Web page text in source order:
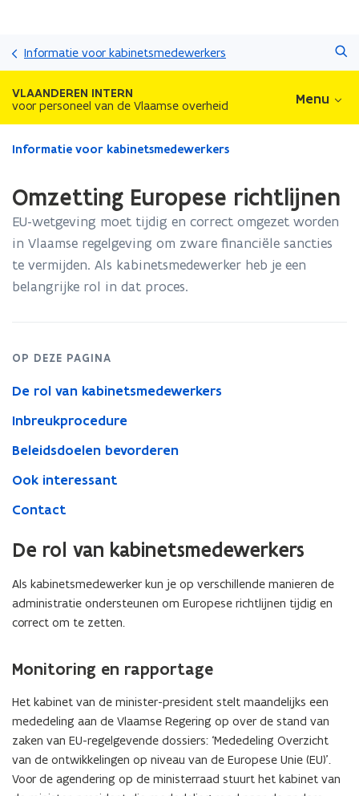
naar
inhoud
Informatie voor kabinetsmedewerkers
VLAANDEREN INTERN
voor personeel van de Vlaamse overheid Menu
Gedaan
bevindt
op:
Omzetting
Europese
richtlijnen
Informatie voor kabinetsmedewerkers
Omzetting Europese richtlijnen
EU-wetgeving moet tijdig en correct omgezet worden
in Vlaamse regelgeving om zware financiële sancties
te vermijden. Als kabinetsmedewerker heb je een
belangrijke rol in dat proces.
OP DEZE PAGINA
De rol van kabinetsmedewerkers
Inbreukprocedure
Beleidsdoelen bevorderen
Ook interessant
Contact
De rol van kabinetsmedewerkers
Als kabinetsmedewerker kun je op verschillende manieren de
administratie ondersteunen om Europese richtlijnen tijdig en
correct om te zetten.
Monitoring en rapportage
Het kabinet van de minister-president stelt maandelijks een
mededeling aan de Vlaamse Regering op over de stand van
zaken van EU-regelgevende dossiers: ‘Mededeling Overzicht
van de ontwikkelingen op niveau van de Europese Unie (EU)’.
Voor de agendering op de ministerraad stuurt het kabinet van